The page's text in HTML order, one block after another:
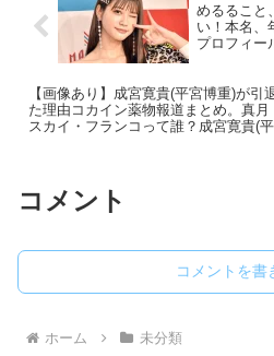
めるること
い！本名、
プロフィー
【画像あり】成宮寛貴(平宮博重)が引
た理由コカイン薬物報道まとめ。真月
スカイ・フランコって誰？成宮寛貴(
コメント
コメントを書
ホーム 未分類